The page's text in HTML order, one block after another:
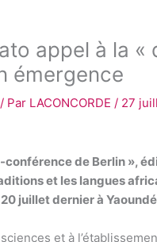
appel à la «
émergence
/ Par LACONCORDE / 27
conférence de Berlin »,
et les langues
juillet dernier à
et à